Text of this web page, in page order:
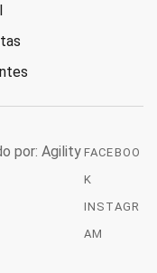
por: Agility FACEBOO
K
INSTAGR
AM